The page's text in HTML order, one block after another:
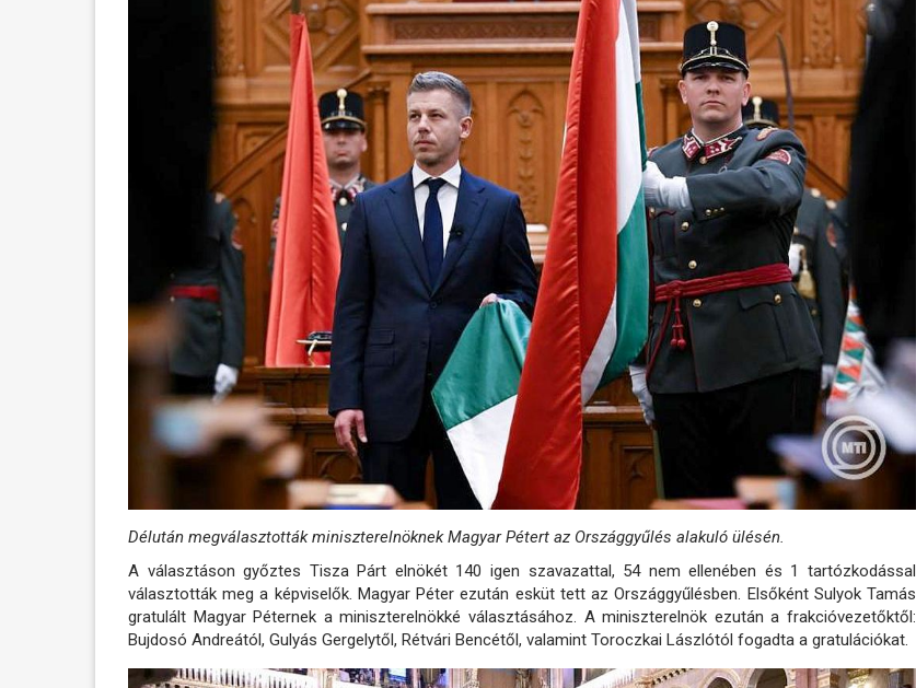
Délután megválasztották miniszterelnöknek Magyar Pétert az Országgyűlés alakuló ülésén.
A választáson győztes Tisza Párt elnökét 140 igen szavazattal, 54 nem ellenében és 1 tartózkodással
választották meg a képviselők. Magyar Péter ezután esküt tett az Országgyűlésben. Elsőként Sulyok Tamás
gratulált Magyar Péternek a miniszterelnökké választásához. A miniszterelnök ezután a frakcióvezetőktől:
Bujdosó Andreától, Gulyás Gergelytől, Rétvári Bencétől, valamint Toroczkai Lászlótól fogadta a gratulációkat.